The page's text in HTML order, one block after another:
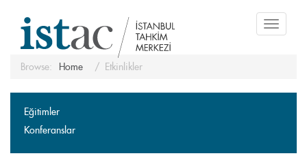
Toggle
Browse: Home Etkinlikler
Eğitimler
Konferanslar